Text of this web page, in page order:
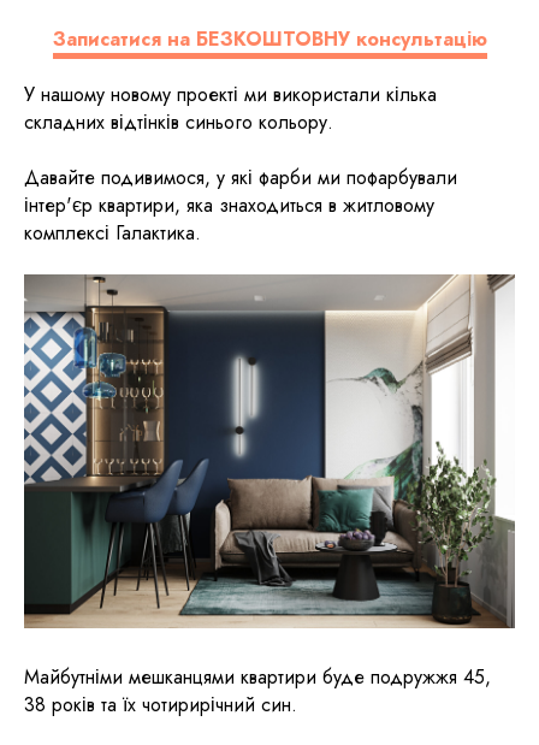
Записатися на БЕЗКОШТОВНУ консультацію
У нашому новому проекті ми використали кілька
складних відтінків синього кольору.
Давайте подивимося, у які фарби ми пофарбували
інтер'єр квартири, яка знаходиться в житловому
комплексі Галактика.
Майбутніми мешканцями квартири буде подружжя 45,
38 років та їх чотирирічний син.